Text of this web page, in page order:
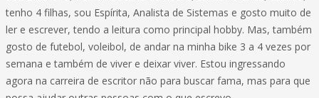
tenho 4 filhas, sou Espírita, Analista de Sistemas e gosto muito de
ler e escrever, tendo a leitura como principal hobby. Mas, também
gosto de futebol, voleibol, de andar na minha bike 3 a 4 vezes por
semana e também de viver e deixar viver. Estou ingressando
agora na carreira de escritor não para buscar fama, mas para que